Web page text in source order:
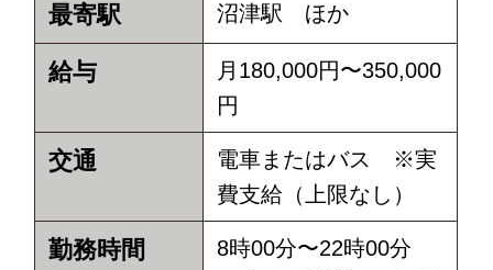
最寄駅 沼津駅 ほか
給与
月180,000円〜350,000
円
交通
電車またはバス ※実
費支給（上限なし）
勤務時間
8時00分〜22時00分